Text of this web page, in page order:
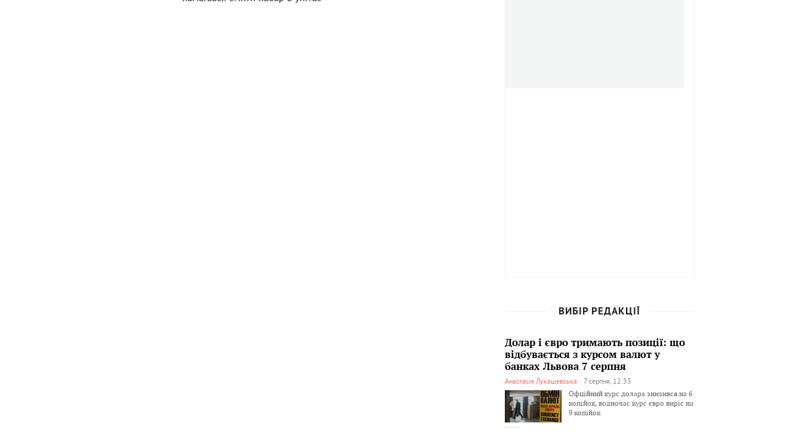
ВИБІР РЕДАКЦІЇ
Долар і євро тримають позиції: що
відбувається з курсом валют у
банках Львова 7 серпня
Анастасія Лукашевська
7 серпня, 12:33
Офційний курс долара знизився на 6
копійок, водночас курс євро виріс на
9 копійок